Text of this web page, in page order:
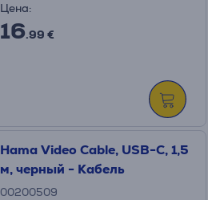
Цена:
16.99 €
Hama Video Cable, USB-C, 1,5
м, черный - Кабель
00200509